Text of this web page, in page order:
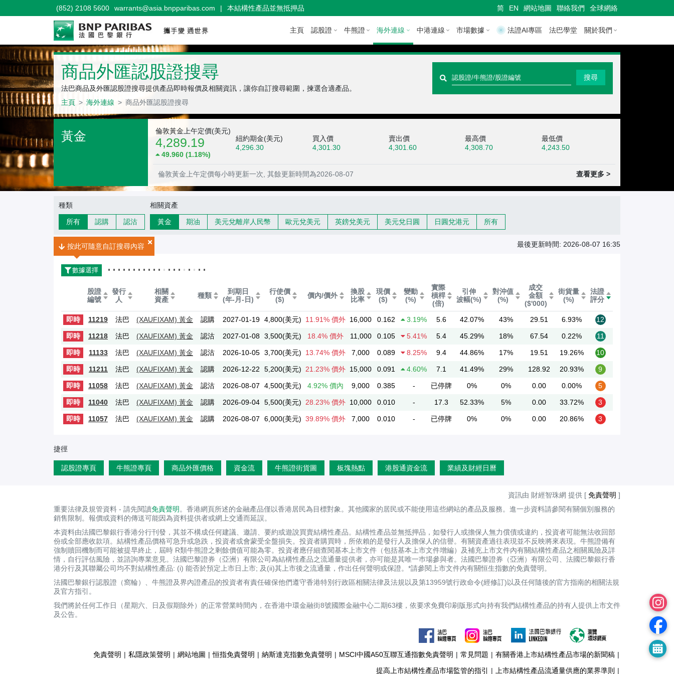
(852) 2108 5600 warrants@asia.bnpparibas.com | 本結構性產品並無抵押品 简 EN 網站地圖 聯絡我們 全球網絡
主頁 認股證 牛熊證 海外連線 中港連線 市場數據 法證AI專區 法巴學堂 關於我們
商品外匯認股證搜尋
法巴商品及外匯認股證搜尋提供產品即時報價及相關資訊，讓你自訂搜尋範圍，揀選合適產品。
主頁
海外連線 商品外匯認股證搜尋
快
速
搜
認
/
熊
證
搜尋
相關資產報價
黃金 倫敦黃金上午定價(美元)
4,289.19
49.960 (1.18%)
紐約期金(美元)
4,296.30
買入價
4,301.30
賣出價
4,301.60
最高價
4,308.70
最低價
4,243.50
倫敦黃金上午定價每小時更新一次, 其餘更新時間為2026-08-07 查看更多 >
認股證搜尋條件
種類
所有 認購 認沽
相關資產
黃金 期油 美元兌離岸人民幣 歐元兌美元 英鎊兌美元 美元兌日圓 日圓兌港元 所有
商品外匯認股證搜尋搜尋結果
共7 個搜尋結果 最後更新時間: 2026-08-07 16:35
數據選擇
按此可隨意自訂搜尋內容
股證
編號
發行
人
相關
資產
種類
到期日
(年-月-日)
行使價
($)
價內/價外
換股
比率
現價
($)
變動
(%)
實際
槓桿
(倍)
引伸
波幅(%)
對沖值
(%)
成交
金額
($'000)
街貨量
(%)
法證
評分
即時 11219 法巴 (XAUFIXAM) 黃金 認購 2027-01-19 4,800(美元) 11.91% 價外 16,000 0.162 3.19% 5.6 42.07% 43% 29.51 6.93% 12
即時 11218 法巴 (XAUFIXAM) 黃金 認沽 2027-01-08 3,500(美元) 18.4% 價外 11,000 0.105 5.41% 5.4 45.29% 18% 67.54 0.22% 11
即時 11133 法巴 (XAUFIXAM) 黃金 認沽 2026-10-05 3,700(美元) 13.74% 價外 7,000 0.089 8.25% 9.4 44.86% 17% 19.51 19.26% 10
即時 11211 法巴 (XAUFIXAM) 黃金 認購 2026-12-22 5,200(美元) 21.23% 價外 15,000 0.091 4.60% 7.1 41.49% 29% 128.92 20.93% 9
即時 11058 法巴 (XAUFIXAM) 黃金 認沽 2026-08-07 4,500(美元) 4.92% 價內 9,000 0.385 - 已停牌 0% 0% 0.00 0.00% 5
即時 11040 法巴 (XAUFIXAM) 黃金 認購 2026-09-04 5,500(美元) 28.23% 價外 10,000 0.010 - 17.3 52.33% 5% 0.00 33.72% 3
即時 11057 法巴 (XAUFIXAM) 黃金 認購 2026-08-07 6,000(美元) 39.89% 價外 7,000 0.010 - 已停牌 0% 0% 0.00 20.86% 3
捷徑
認股證專頁 牛熊證專頁 商品外匯價格 資金流 牛熊證街貨圖 板塊熱點 港股通資金流 業績及財經日曆
資訊由 財經智珠網 提供 [ 免責聲明 ]
重要法律及規管資料 - 請先閱讀免責聲明。香港網頁所述的金融產品僅以香港居民為目標對象。其他國家的居民或不能使用這些網站的產品及服務。進一步資料請參閱有關個別服務的
銷售限制。報價或資料的傳送可能因為資料提供者或網上交通而延誤。
本資料由法國巴黎銀行香港分行刊發，其並不構成任何建議、邀請、要約或遊說買賣結構性產品。結構性產品並無抵押品，如發行人或擔保人無力償債或違約，投資者可能無法收回部
份或全部應收款項。結構性產品價格可急升或急跌，投資者或會蒙受全盤損失。投資者購買時，所依賴的是發行人及擔保人的信譽。有關資產過往表現並不反映將來表現。牛熊證備有
強制贖回機制而可能被提早終止，屆時 R類牛熊證之剩餘價值可能為零。投資者應仔細查閱基本上市文件（包括基本上市文件增編）及補充上市文件內有關結構性產品之相關風險及詳
情，自行評估風險，並諮詢專業意見。法國巴黎證券（亞洲）有限公司為結構性產品之流通量提供者，亦可能是其唯一巿場參與者。法國巴黎證券（亞洲）有限公司、法國巴黎銀行香
港分行及其聯屬公司均不對結構性產品: (i) 能否於預定上市日上市; 及(ii)其上市後之流通量，作出任何聲明或保證。*請參閱上市文件內有關恒生指數的免責聲明。
法國巴黎銀行認股證（窩輪）、牛熊證及界內證產品的投資者有責任確保他們遵守香港特別行政區相關法律及法規以及第13959號行政命令(經修訂)以及任何隨後的官方指南的相關法規
及官方指引。
我們將於任何工作日（星期六、日及假期除外）的正常營業時間內，在香港中環金融街8號國際金融中心二期63樓，依要求免費印刷版形式向持有我們結構性產品的持有人提供上市文件
及公告。
免責聲明 | 私隱政策聲明 | 網站地圖 | 恒指免責聲明 | 納斯達克指數免責聲明 | MSCI中國A50互聯互通指數免責聲明 | 常見問題 | 有關香港上市結構性產品市場的新聞稿 |
提高上市結構性產品市場監管的指引
| 上市結構性產品流通量供應的業界準則 |